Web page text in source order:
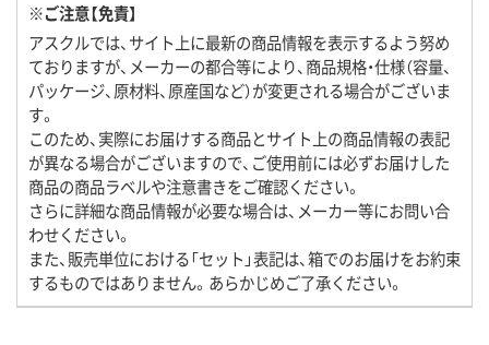
※ご注意【免責】
アスクルでは、サイト上に最新の商品情報を表示するよう努め
ておりますが、メーカーの都合等により、商品規格・仕様（容量、
パッケージ、原材料、原産国など）が変更される場合がございま
す。
このため、実際にお届けする商品とサイト上の商品情報の表記
が異なる場合がございますので、ご使用前には必ずお届けした
商品の商品ラベルや注意書きをご確認ください。
さらに詳細な商品情報が必要な場合は、メーカー等にお問い合
わせください。
また、販売単位における「セット」表記は、箱でのお届けをお約束
するものではありません。あらかじめご了承ください。